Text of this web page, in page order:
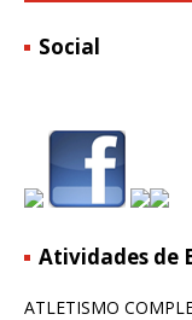
Social
Atividades de
ATLETISMO